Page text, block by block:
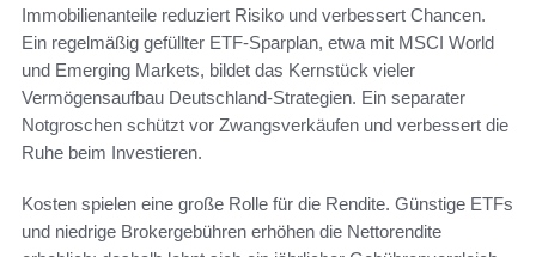
Immobilienanteile reduziert Risiko und verbessert Chancen.
Ein regelmäßig gefüllter ETF-Sparplan, etwa mit MSCI World
und Emerging Markets, bildet das Kernstück vieler
Vermögensaufbau Deutschland-Strategien. Ein separater
Notgroschen schützt vor Zwangsverkäufen und verbessert die
Ruhe beim Investieren.
Kosten spielen eine große Rolle für die Rendite. Günstige ETFs
und niedrige Brokergebühren erhöhen die Nettorendite